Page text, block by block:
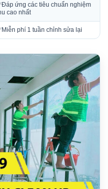
ứng các tiêu chuẩn nghiệm
cao nhất
phí 1 tuần chỉnh sửa lại